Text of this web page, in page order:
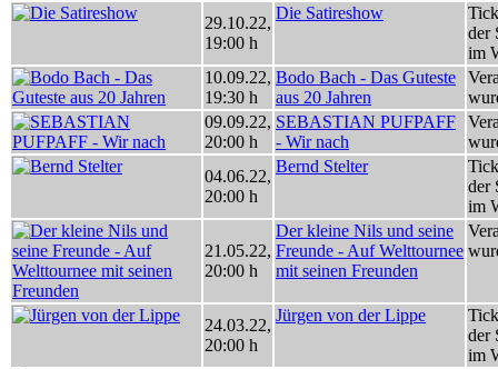
29.10.22,
19:00 h
Die Satireshow
der
im
10.09.22,
19:30 h
Bodo Bach - Das Guteste
aus 20 Jahren
09.09.22,
20:00 h
SEBASTIAN PUFPAFF
- Wir nach
04.06.22,
20:00 h
Bernd Stelter
der
im
21.05.22,
20:00 h
Der kleine Nils und seine
Freunde - Auf Welttournee
mit seinen Freunden
24.03.22,
20:00 h
Jürgen von der Lippe
der
im